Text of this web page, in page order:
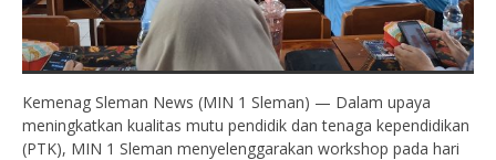
Kemenag Sleman News (MIN 1 Sleman) — Dalam upaya
meningkatkan kualitas mutu pendidik dan tenaga kependidikan
(PTK), MIN 1 Sleman menyelenggarakan workshop pada hari